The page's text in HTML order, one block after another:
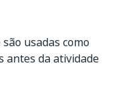
usadas como
antes da atividade